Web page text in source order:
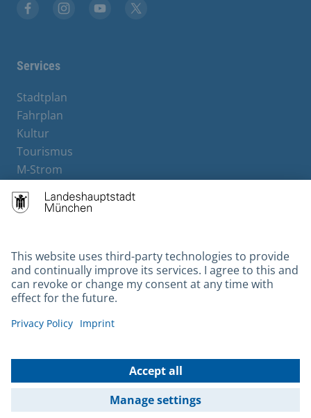
Services
Stadtplan
Fahrplan
Kultur
Tourismus
M-Strom
Hotels
Contact
Barrierefreiheit
Leichte Sprache
Gebärdensprache
Kontakt